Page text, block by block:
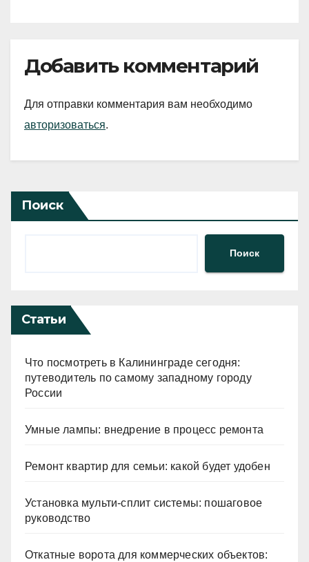
Добавить комментарий
Для отправки комментария вам необходимо
авторизоваться.
Поиск
Поиск
Статьи
Что посмотреть в Калининграде сегодня:
путеводитель по самому западному городу
России
Умные лампы: внедрение в процесс ремонта
Ремонт квартир для семьи: какой будет удобен
Установка мульти-сплит системы: пошаговое
руководство
Откатные ворота для коммерческих объектов: